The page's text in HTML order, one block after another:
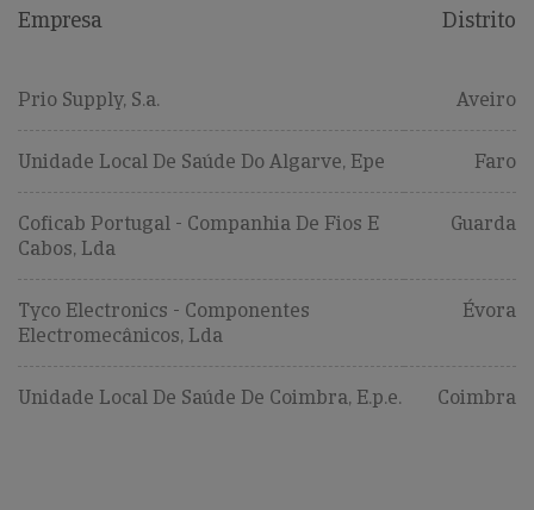
Empresa Distrito
Prio Supply, S.a. Aveiro
Unidade Local De Saúde Do Algarve, Epe Faro
Coficab Portugal - Companhia De Fios E
Cabos, Lda
Guarda
Tyco Electronics - Componentes
Electromecânicos, Lda
Évora
Unidade Local De Saúde De Coimbra, E.p.e. Coimbra